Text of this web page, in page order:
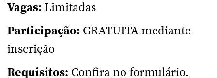
Vagas: Limitadas
Participação: GRATUITA mediante
inscrição
Requisitos: Confira no formulário.